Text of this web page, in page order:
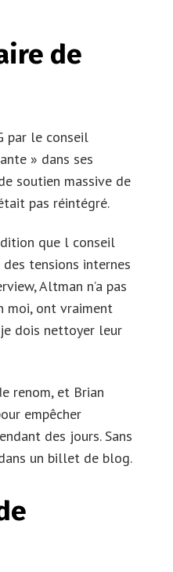
de
par le conseil
» dans ses
soutien massive de
pas réintégré.
que l conseil
tensions internes
Altman n’a pas
moi, ont vraiment
dois nettoyer leur
renom, et Brian
empêcher
des jours. Sans
un billet de blog.